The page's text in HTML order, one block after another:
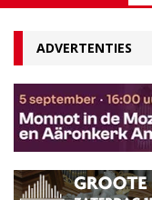
ADVERTENTIES